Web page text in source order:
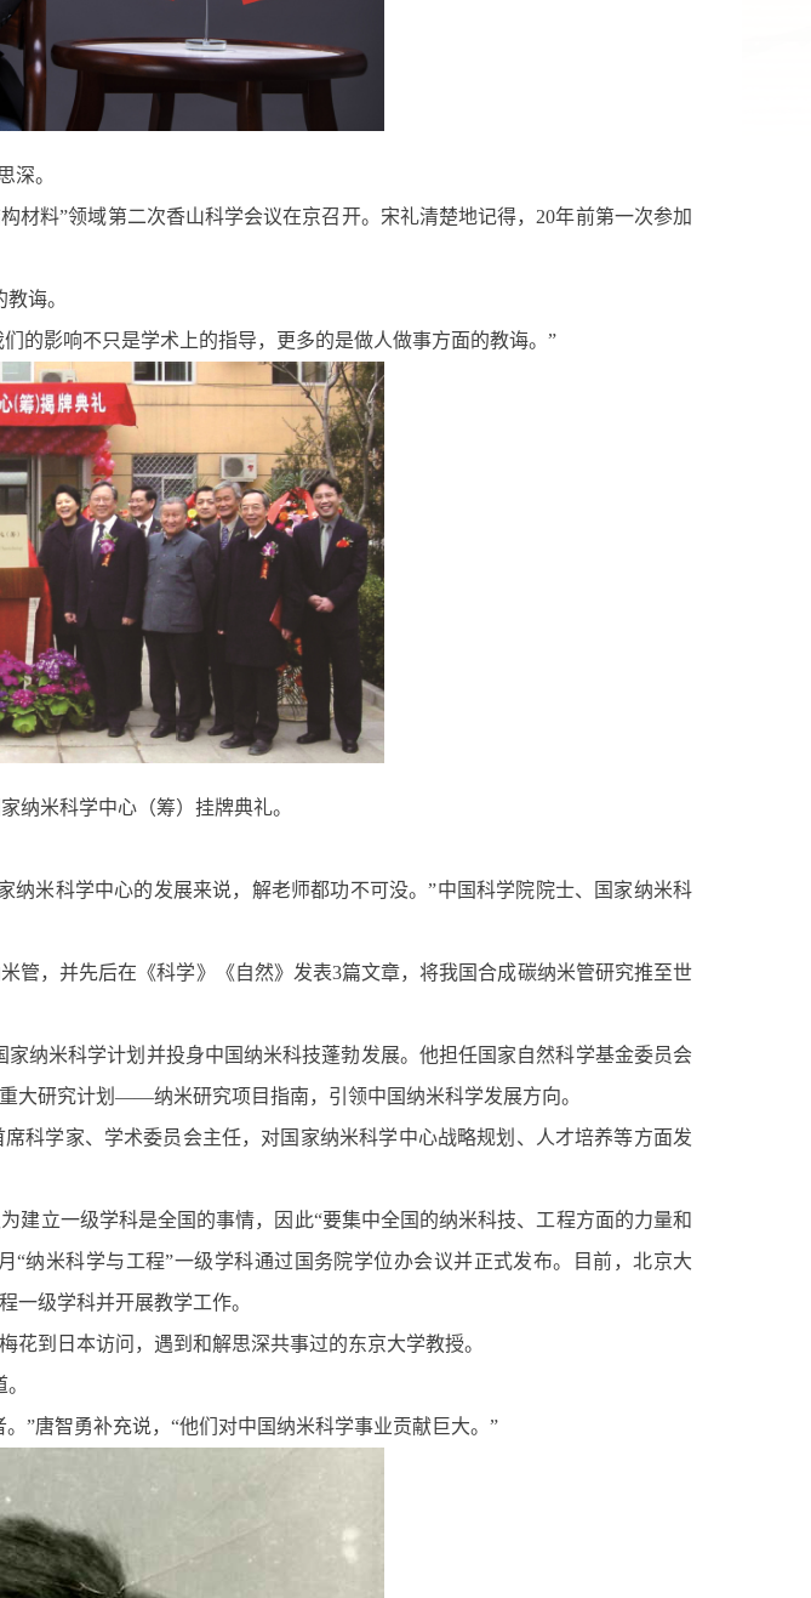
深。
材料”领域第二次香山科学会议在京召开。宋礼清楚地记得，20年前第一次参加
诲。
的影响不只是学术上的指导，更多的是做人做事方面的教诲。”
纳米科学中心（筹）挂牌典礼。
米科学中心的发展来说，解老师都功不可没。”中国科学院院士、国家纳米科
管，并先后在《科学》《自然》发表3篇文章，将我国合成碳纳米管研究推至世
纳米科学计划并投身中国纳米科技蓬勃发展。他担任国家自然科学基金委员会
大研究计划——纳米研究项目指南，引领中国纳米科学发展方向。
科学家、学术委员会主任，对国家纳米科学中心战略规划、人才培养等方面发
建立一级学科是全国的事情，因此“要集中全国的纳米科技、工程方面的力量和
纳米科学与工程”一级学科通过国务院学位办会议并正式发布。目前，北京大
一级学科并开展教学工作。
到日本访问，遇到和解思深共事过的东京大学教授。
”唐智勇补充说，“他们对中国纳米科学事业贡献巨大。”